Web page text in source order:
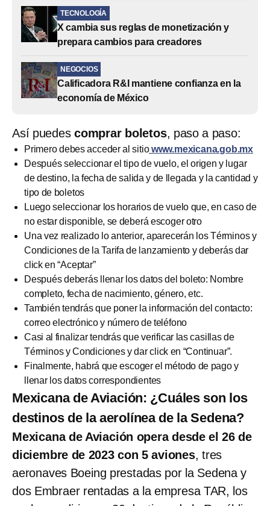
TECNOLOGÍA
X cambia sus reglas de monetización y
prepara cambios para creadores
NEGOCIOS
Calificadora R&I mantiene confianza en la
economía de México
Así puedes comprar boletos, paso a paso:
Primero debes acceder al sitio www.mexicana.gob.mx
Después seleccionar el tipo de vuelo, el origen y lugar
de destino, la fecha de salida y de llegada y la cantidad y
tipo de boletos
Luego seleccionar los horarios de vuelo que, en caso de
no estar disponible, se deberá escoger otro
Una vez realizado lo anterior, aparecerán los Términos y
Condiciones de la Tarifa de lanzamiento y deberás dar
click en “Aceptar”
Después deberás llenar los datos del boleto: Nombre
completo, fecha de nacimiento, género, etc.
También tendrás que poner la información del contacto:
correo electrónico y número de teléfono
Casi al finalizar tendrás que verificar las casillas de
Términos y Condiciones y dar click en “Continuar”.
Finalmente, habrá que escoger el método de pago y
llenar los datos correspondientes
Mexicana de Aviación: ¿Cuáles son los
destinos de la aerolínea de la Sedena?
Mexicana de Aviación opera desde el 26 de
diciembre de 2023 con 5 aviones, tres
aeronaves Boeing prestadas por la Sedena y
dos Embraer rentadas a la empresa TAR, los